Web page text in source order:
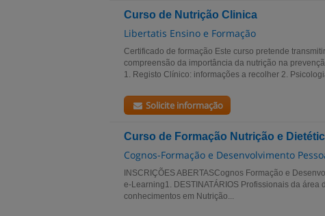
Curso de Nutrição Clinica
Libertatis Ensino e Formação
Certificado de formação Este curso pretende
compreensão da importância da nutrição na
1. Registo Clínico: informações a recolher 2.
Solicite informação
Curso de Formação Nutrição e
Cognos-Formação e Desenvolvimento
INSCRIÇÕES ABERTASCognos Formação e
e-Learning1. DESTINATÁRIOS Profissionais da
conhecimentos em Nutrição...